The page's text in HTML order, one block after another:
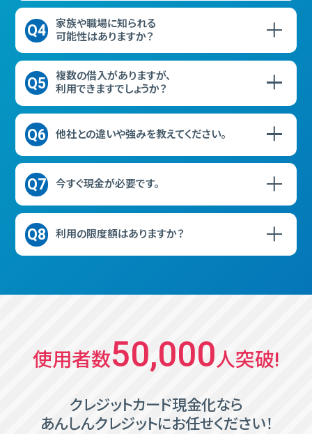
Q4
家族や職場に知られる
可能性はありますか？
Q5
複数の借入がありますが、
利用できますでしょうか？
Q6 他社との違いや強みを教えてください。
Q7 今すぐ現金が必要です。
Q8 利用の限度額はありますか？
使⽤者数50,000⼈突破!
クレジットカード現⾦化なら
あんしんクレジットにお任せください！